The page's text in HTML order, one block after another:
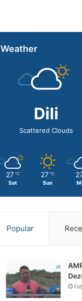
Weather
Dili
Scattered Clouds
27 ℃
Sat
27 ℃
Sun
Popular